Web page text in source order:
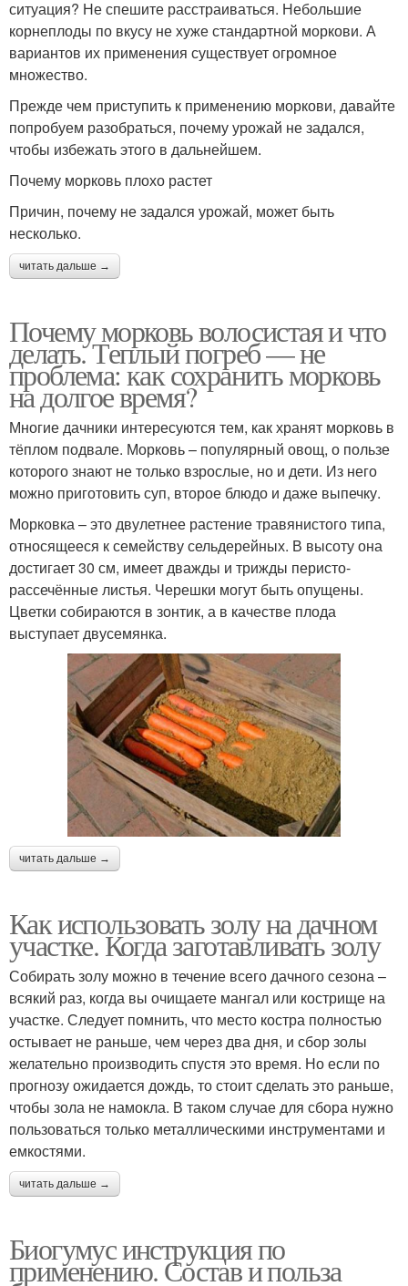
ситуация? Не спешите расстраиваться. Небольшие
корнеплоды по вкусу не хуже стандартной моркови. А
вариантов их применения существует огромное
множество.
Прежде чем приступить к применению моркови, давайте
попробуем разобраться, почему урожай не задался,
чтобы избежать этого в дальнейшем.
Почему морковь плохо растет
Причин, почему не задался урожай, может быть
несколько.
читать дальше →
Почему морковь волосистая и что
делать. Теплый погреб — не
проблема: как сохранить морковь
на долгое время?
Многие дачники интересуются тем, как хранят морковь в
тёплом подвале. Морковь – популярный овощ, о пользе
которого знают не только взрослые, но и дети. Из него
можно приготовить суп, второе блюдо и даже выпечку.
Морковка – это двулетнее растение травянистого типа,
относящееся к семейству сельдерейных. В высоту она
достигает 30 см, имеет дважды и трижды перисто-
рассечённые листья. Черешки могут быть опущены.
Цветки собираются в зонтик, а в качестве плода
выступает двусемянка.
читать дальше →
Как использовать золу на дачном
участке. Когда заготавливать золу
Собирать золу можно в течение всего дачного сезона –
всякий раз, когда вы очищаете мангал или кострище на
участке. Следует помнить, что место костра полностью
остывает не раньше, чем через два дня, и сбор золы
желательно производить спустя это время. Но если по
прогнозу ожидается дождь, то стоит сделать это раньше,
чтобы зола не намокла. В таком случае для сбора нужно
пользоваться только металлическими инструментами и
емкостями.
читать дальше →
Биогумус инструкция по
применению. Состав и польза